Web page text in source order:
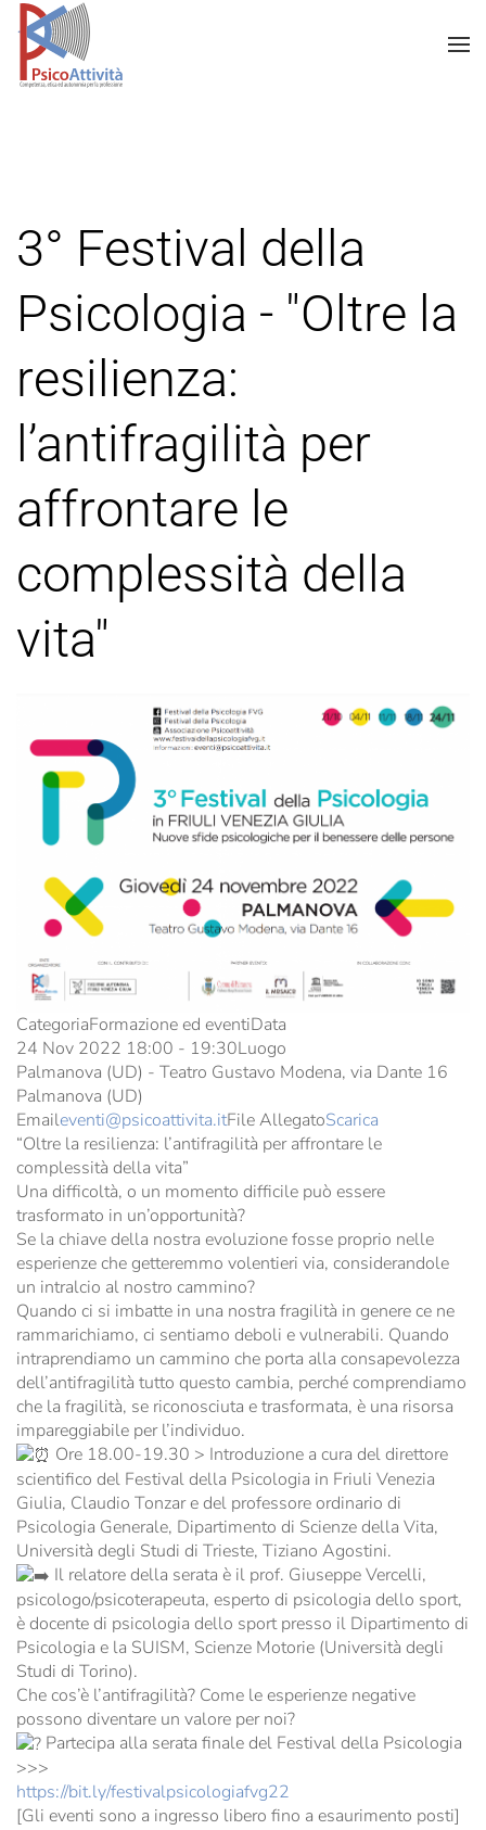
3° Festival della
Psicologia - "Oltre la
resilienza:
l’antifragilità per
affrontare le
complessità della
vita"
CategoriaFormazione ed eventiData
24 Nov 2022 18:00 - 19:30Luogo
Palmanova (UD) - Teatro Gustavo Modena, via Dante 16
Palmanova (UD)
Emaileventi@psicoattivita.itFile AllegatoScarica
“Oltre la resilienza: l’antifragilità per affrontare le
complessità della vita”
Una difficoltà, o un momento difficile può essere
trasformato in un’opportunità?
Se la chiave della nostra evoluzione fosse proprio nelle
esperienze che getteremmo volentieri via, considerandole
un intralcio al nostro cammino?
Quando ci si imbatte in una nostra fragilità in genere ce ne
rammarichiamo, ci sentiamo deboli e vulnerabili. Quando
intraprendiamo un cammino che porta alla consapevolezza
dell’antifragilità tutto questo cambia, perché comprendiamo
che la fragilità, se riconosciuta e trasformata, è una risorsa
impareggiabile per l’individuo.
Ore 18.00-19.30 > Introduzione a cura del direttore
scientifico del Festival della Psicologia in Friuli Venezia
Giulia, Claudio Tonzar e del professore ordinario di
Psicologia Generale, Dipartimento di Scienze della Vita,
Università degli Studi di Trieste, Tiziano Agostini.
Il relatore della serata è il prof. Giuseppe Vercelli,
psicologo/psicoterapeuta, esperto di psicologia dello sport,
è docente di psicologia dello sport presso il Dipartimento di
Psicologia e la SUISM, Scienze Motorie (Università degli
Studi di Torino).
Che cos’è l’antifragilità? Come le esperienze negative
possono diventare un valore per noi?
Partecipa alla serata finale del Festival della Psicologia
>>>
https://bit.ly/festivalpsicologiafvg22
[Gli eventi sono a ingresso libero fino a esaurimento posti]